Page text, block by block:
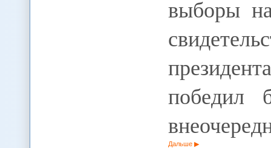
выборы
Дальше